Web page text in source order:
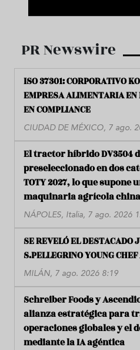
PR Newswire
ISO 37301: CORPORATIVO
EMPRESA ALIMENTARIA
EN COMPLIANCE
CIUDAD DE MÉXICO, 7 ago.
El tractor híbrido DV3504
preseleccionado en dos
TOTY 2027, lo que supone
maquinaria agrícola
NÁPOLES, Italia, 7 ago. 2026
SE REVELÓ EL DESTACADO
S.PELLEGRINO YOUNG
MILÁN, 7 ago. 2026 8:19
Schreiber Foods y
alianza estratégica para
operaciones globales y el
mediante la IA agéntica